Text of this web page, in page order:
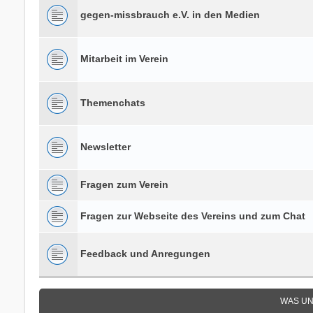
gegen-missbrauch e.V. in den Medien
Mitarbeit im Verein
Themenchats
Newsletter
Fragen zum Verein
Fragen zur Webseite des Vereins und zum Chat
Feedback und Anregungen
WAS